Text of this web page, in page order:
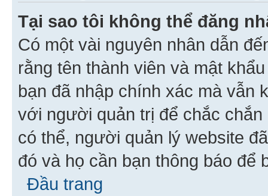
Tại sao tôi không thể đăng
Có một vài nguyên nhân dẫn
rằng tên thành viên và mật
bạn đã nhập chính xác mà vẫn
với người quản trị để chắc
có thể, người quản lý website
đó và họ cần bạn thông báo để
Đầu trang